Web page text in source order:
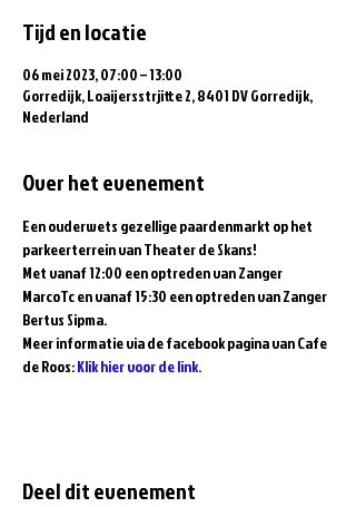
Tijd en locatie
06 mei 2023, 07:00 – 13:00
Gorredijk, Loaijersstrjitte 2, 8401 DV Gorredijk,
Nederland
Over het evenement
Een ouderwets gezellige paardenmarkt op het
parkeerterrein van Theater de Skans!
Met vanaf 12:00 een optreden van Zanger
MarcoTc en vanaf 15:30 een optreden van Zanger
Bertus Sipma.
Meer informatie via de facebook pagina van Cafe
de Roos: Klik hier voor de link.
Deel dit evenement